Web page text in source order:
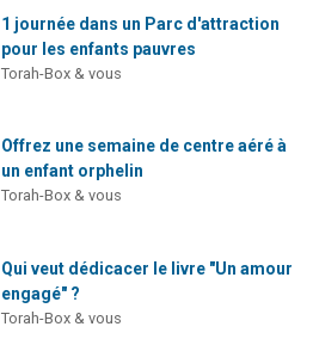
1 journée dans un Parc d'attraction
pour les enfants pauvres
Torah-Box & vous
Offrez une semaine de centre aéré à
un enfant orphelin
Torah-Box & vous
Qui veut dédicacer le livre "Un amour
engagé" ?
Torah-Box & vous